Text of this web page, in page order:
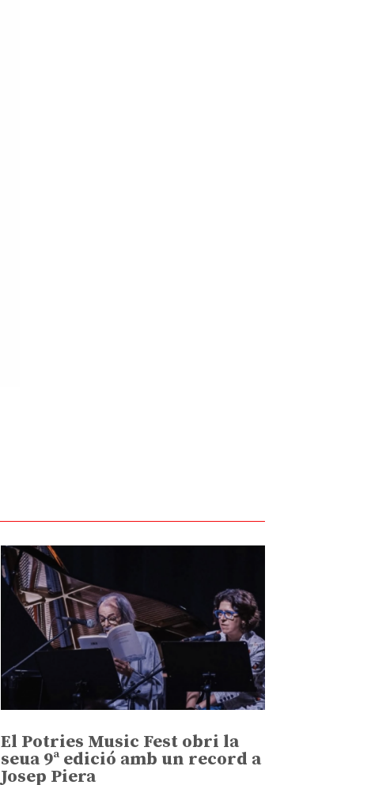
El Potries Music Fest obri la
seua 9ª edició amb un record a
Josep Piera